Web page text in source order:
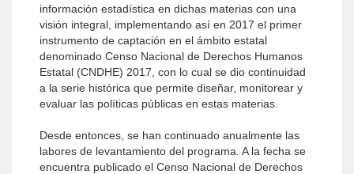
información estadística en dichas materias con una
visión integral, implementando así en 2017 el primer
instrumento de captación en el ámbito estatal
denominado Censo Nacional de Derechos Humanos
Estatal (CNDHE) 2017, con lo cual se dio continuidad
a la serie histórica que permite diseñar, monitorear y
evaluar las políticas públicas en estas materias.
Desde entonces, se han continuado anualmente las
labores de levantamiento del programa. A la fecha se
encuentra publicado el Censo Nacional de Derechos